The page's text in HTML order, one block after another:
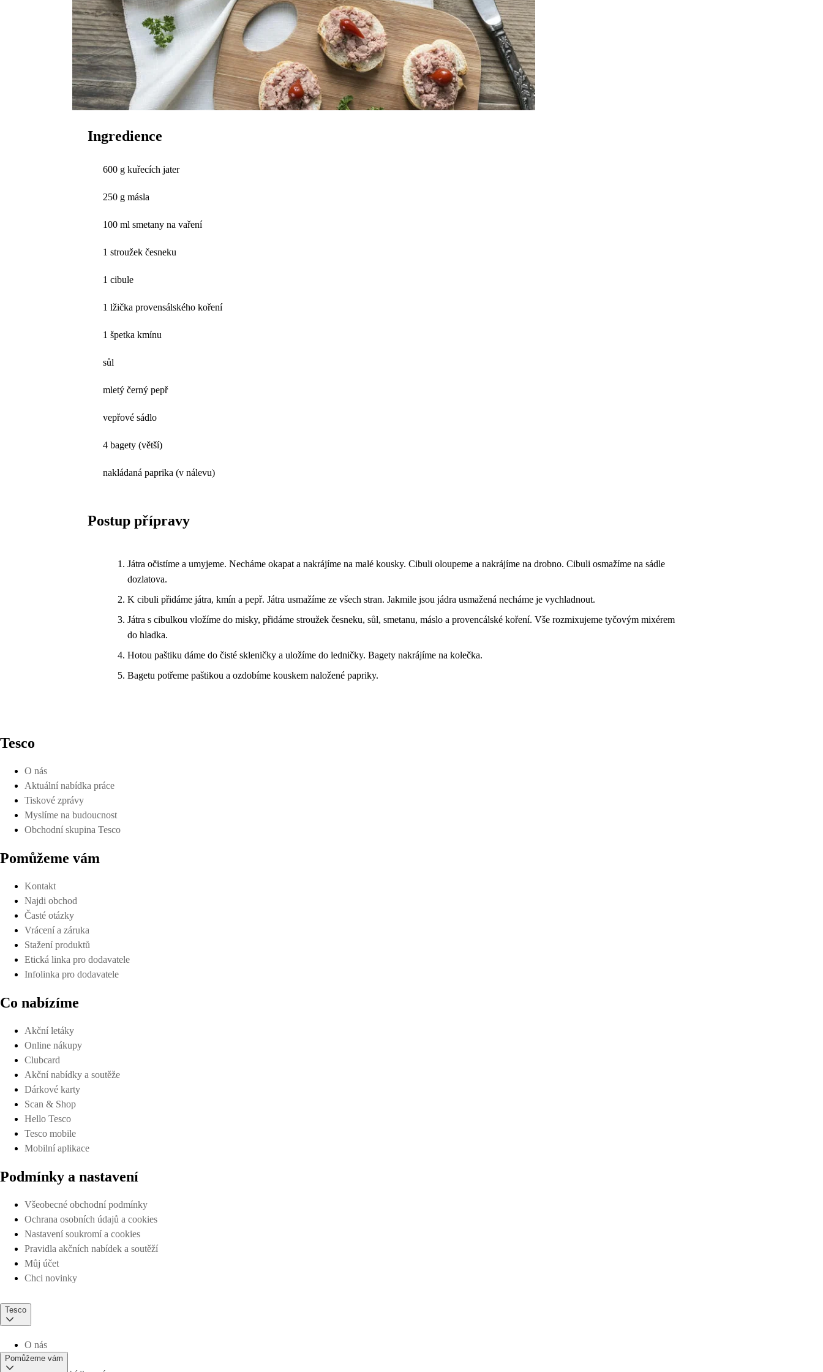
Ingredience
600 g kuřecích jater
250 g másla
100 ml smetany na vaření
1 stroužek česneku
1 cibule
1 lžička provensálského koření
1 špetka kmínu
sůl
mletý černý pepř
vepřové sádlo
4 bagety (větší)
nakládaná paprika (v nálevu)
Postup přípravy
Játra očistíme a umyjeme. Necháme okapat a nakrájíme na malé kousky. Cibuli oloupeme a nakrájíme na drobno. Cibuli osmažíme na sádle
dozlatova.
K cibuli přidáme játra, kmín a pepř. Játra usmažíme ze všech stran. Jakmile jsou jádra usmažená necháme je vychladnout.
Játra s cibulkou vložíme do misky, přidáme stroužek česneku, sůl, smetanu, máslo a provencálské koření. Vše rozmixujeme tyčovým mixérem
do hladka.
Hotou paštiku dáme do čisté skleničky a uložíme do ledničky. Bagety nakrájíme na kolečka.
Bagetu potřeme paštikou a ozdobíme kouskem naložené papriky.
Tesco
O nás
Aktuální nabídka práce
Tiskové zprávy
Myslíme na budoucnost
Obchodní skupina Tesco
Pomůžeme vám
Kontakt
Najdi obchod
Časté otázky
Vrácení a záruka
Stažení produktů
Etická linka pro dodavatele
Infolinka pro dodavatele
Co nabízíme
Akční letáky
Online nákupy
Clubcard
Akční nabídky a soutěže
Dárkové karty
Scan & Shop
Hello Tesco
Tesco mobile
Mobilní aplikace
Podmínky a nastavení
Všeobecné obchodní podmínky
Ochrana osobních údajů a cookies
Nastavení soukromí a cookies
Pravidla akčních nabídek a soutěží
Můj účet
Chci novinky
Tesco
O nás
Pomůžeme vám